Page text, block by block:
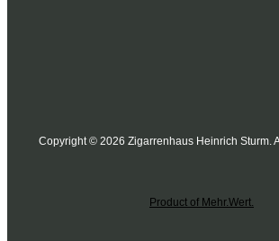
Copyright © 2026 Zigarrenhaus Heinrich Sturm.
Product of Mehr.Wert.